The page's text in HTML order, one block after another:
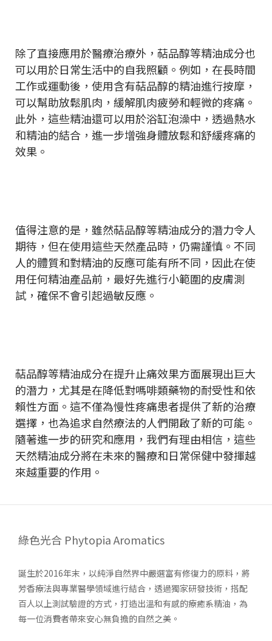
除了直接應用於醫療治療外，萜品醇等精油成分也
可以用於日常生活中的自我照顧。例如，在長時間
工作或運動後，使用含有萜品醇的精油進行按摩，
可以幫助放鬆肌肉，緩解肌肉疲勞和輕微的疼痛。
此外，這些精油還可以用於浴缸泡澡中，透過熱水
和精油的結合，進一步增強身體放鬆和舒緩疼痛的
效果。
值得注意的是，雖然萜品醇等精油成分的潛力令人
期待，但在使用這些天然產品時，仍需謹慎。不同
人的體質和對精油的反應可能有所不同，因此在使
用任何精油產品前，最好先進行小範圍的皮膚測
試，確保不會引起過敏反應。
萜品醇等精油成分在提升止痛效果方面展現出巨大
的潛力，尤其是在降低對嗎啡類藥物的耐受性和依
賴性方面。這不僅為慢性疼痛患者提供了新的治療
選擇，也為追求自然療法的人們開啟了新的可能。
隨著進一步的研究和應用，我們有理由相信，這些
天然精油成分將在未來的醫療和日常保健中發揮越
來越重要的作用。
綠色光合 Phytopia Aromatics
誕生於2016年末，以純淨自然界中嚴選富有修復力的原料，將
芳香療法與專業醫學領域進行結合，透過獨家研發技術，搭配
百人以上測試驗證的方式，打造出溫和有感的療癒系精油，為
每一位消費者帶來安心無負擔的自然之美。